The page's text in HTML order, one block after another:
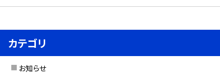
カテゴリ
お知らせ